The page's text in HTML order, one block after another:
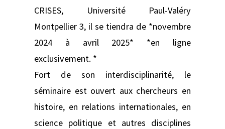
CRISES, Université Paul-Valéry
Montpellier 3, il se tiendra de *novembre
2024 à avril 2025* *en ligne
exclusivement. *
Fort de son interdisciplinarité, le
séminaire est ouvert aux chercheurs en
histoire, en relations internationales, en
science politique et autres disciplines